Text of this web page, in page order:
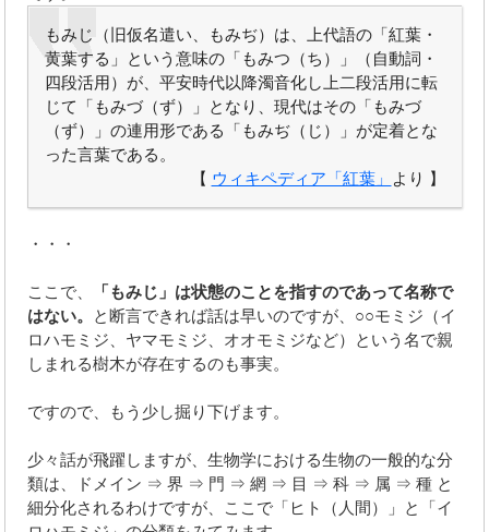
もみじ（旧仮名遣い、もみぢ）は、上代語の「紅葉・
黄葉する」という意味の「もみつ（ち）」（自動詞・
四段活用）が、平安時代以降濁音化し上二段活用に転
じて「もみづ（ず）」となり、現代はその「もみづ
（ず）」の連用形である「もみぢ（じ）」が定着とな
った言葉である。
【 ウィキペディア「紅葉」 より 】
・・・
ここで、
「もみじ」は状態のことを指すのであって名称で
はない。 と断言できれば話は早いのですが、○○モミジ（イ
ロハモミジ、ヤマモミジ、オオモミジなど）という名で親
しまれる樹木が存在するのも事実。
ですので、もう少し掘り下げます。
少々話が飛躍しますが、生物学における生物の一般的な分
類は、ドメイン ⇒ 界 ⇒ 門 ⇒ 網 ⇒ 目 ⇒ 科 ⇒ 属 ⇒ 種 と
細分化されるわけですが、ここで「ヒト（人間）」と「イ